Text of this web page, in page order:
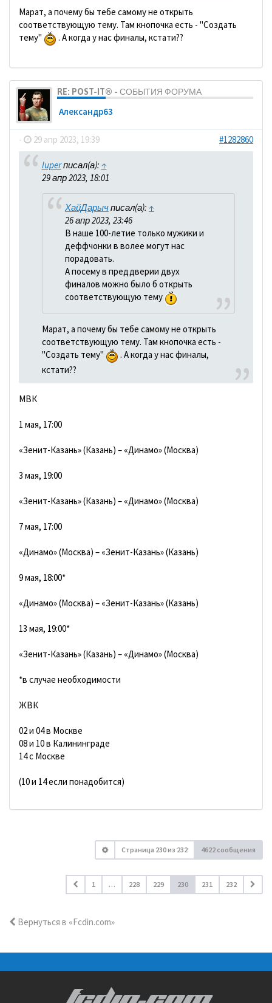
Марат, а почему бы тебе самому не открыть
соответствующую тему. Там кнопочка есть - "Создать
тему"
. А когда у нас финалы, кстати??
RE: POST-IT® - СОБЫТИЯ ФОРУМА
Александр63
- 29 апр 2023, 19:39 #1282860
luperписал(а): ↑
29 апр 2023, 18:01
ХайДарычписал(а): ↑
26 апр 2023, 23:46
В наше 100-летие только мужики и
деффчонки в волее могут нас
порадовать.
А посему в преддверии двух
финалов можно было б открыть
соответствующую тему
Марат, а почему бы тебе самому не открыть
соответствующую тему. Там кнопочка есть -
"Создать тему"
. А когда у нас финалы,
кстати??
МВК
1 мая, 17:00
«Зенит-Казань» (Казань) – «Динамо» (Москва)
3 мая, 19:00
«Зенит-Казань» (Казань) – «Динамо» (Москва)
7 мая, 17:00
«Динамо» (Москва) – «Зенит-Казань» (Казань)
9 мая, 18:00*
«Динамо» (Москва) – «Зенит-Казань» (Казань)
13 мая, 19:00*
«Зенит-Казань» (Казань) – «Динамо» (Москва)
*в случае необходимости
ЖВК
02 и 04 в Москве
08 и 10 в Калининграде
14 с Москве
(10 и 14 если понадобится)
Страница 230из 232 4622 сообщения
1 … 228 229 230 231 232
Вернуться в «Fcdin.com»